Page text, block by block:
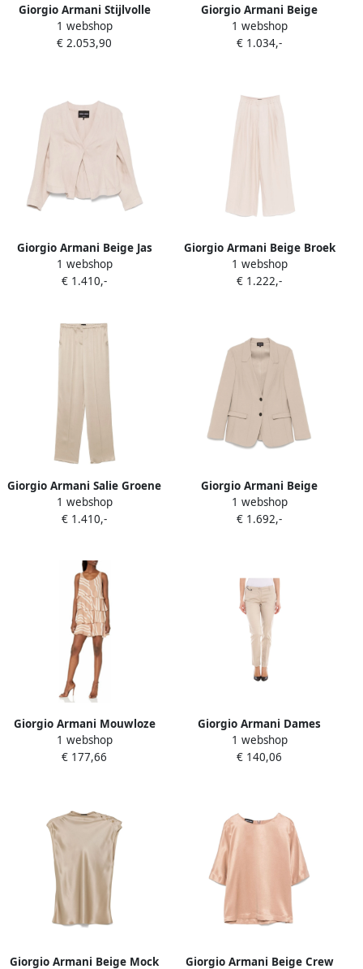
Giorgio Armani Stijlvolle
Handtassen voor Modieuze
Vrouwen Beige Dames
1 webshop
€ 2.053,90
Giorgio Armani Beige
Stijlvolle Broek Beige Dames
1 webshop
€ 1.034,-
Giorgio Armani Beige Jas
met Amerikaanse
Achterventil Beige Dames
1 webshop
€ 1.410,-
Giorgio Armani Beige Broek
met Plooien Beige Dames
1 webshop
€ 1.222,-
Giorgio Armani Salie Groene
Zijden Satijnen Broek Beige
Dames
1 webshop
€ 1.410,-
Giorgio Armani Beige
Knoopjas met Zakken Beige
Dames
1 webshop
€ 1.692,-
Giorgio Armani Mouwloze
Mini Jurk met Golfpatroon
Beige Dames
1 webshop
€ 177,66
Giorgio Armani Dames
Katoenen Lange Broeken &
Shorts Beige Dames
1 webshop
€ 140,06
Giorgio Armani Beige Mock Giorgio Armani Beige Crew